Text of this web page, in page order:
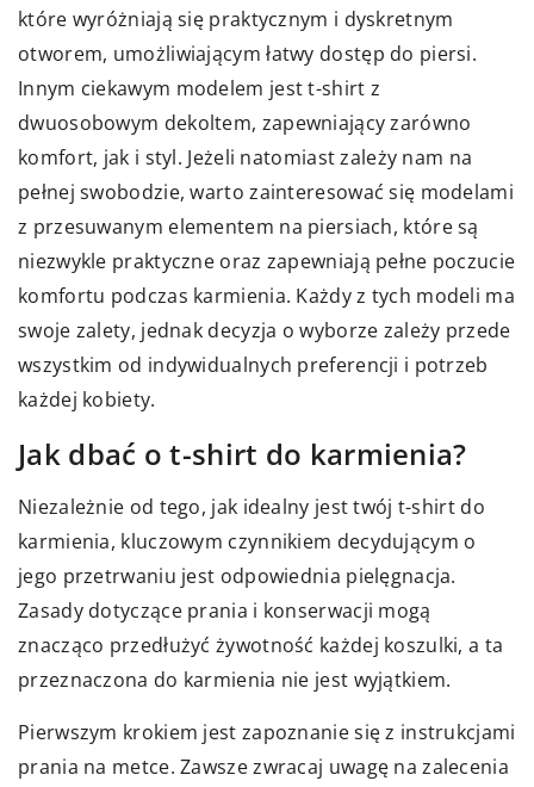
które wyróżniają się praktycznym i dyskretnym
otworem, umożliwiającym łatwy dostęp do piersi.
Innym ciekawym modelem jest t-shirt z
dwuosobowym dekoltem, zapewniający zarówno
komfort, jak i styl. Jeżeli natomiast zależy nam na
pełnej swobodzie, warto zainteresować się modelami
z przesuwanym elementem na piersiach, które są
niezwykle praktyczne oraz zapewniają pełne poczucie
komfortu podczas karmienia. Każdy z tych modeli ma
swoje zalety, jednak decyzja o wyborze zależy przede
wszystkim od indywidualnych preferencji i potrzeb
każdej kobiety.
Jak dbać o t-shirt do karmienia?
Niezależnie od tego, jak idealny jest twój t-shirt do
karmienia, kluczowym czynnikiem decydującym o
jego przetrwaniu jest odpowiednia pielęgnacja.
Zasady dotyczące prania i konserwacji mogą
znacząco przedłużyć żywotność każdej koszulki, a ta
przeznaczona do karmienia nie jest wyjątkiem.
Pierwszym krokiem jest zapoznanie się z instrukcjami
prania na metce. Zawsze zwracaj uwagę na zalecenia